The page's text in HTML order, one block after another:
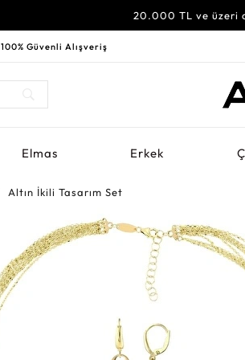
20.000 TL ve üzeri
100% Güvenli Alışveriş
Elmas Erkek
Altın İkili Tasarım Set